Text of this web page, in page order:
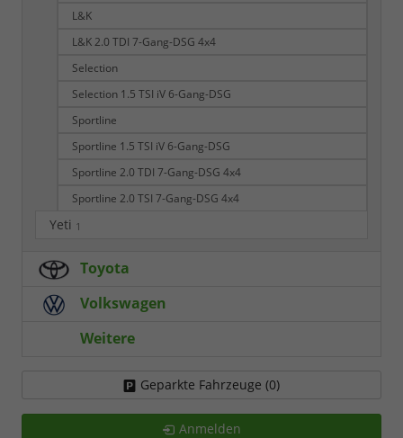
L&K
L&K 2.0 TDI 7-Gang-DSG 4x4
Selection
Selection 1.5 TSI iV 6-Gang-DSG
Sportline
Sportline 1.5 TSI iV 6-Gang-DSG
Sportline 2.0 TDI 7-Gang-DSG 4x4
Sportline 2.0 TSI 7-Gang-DSG 4x4
Yeti 1
Toyota
Volkswagen
Weitere
Geparkte Fahrzeuge (0)
Anmelden